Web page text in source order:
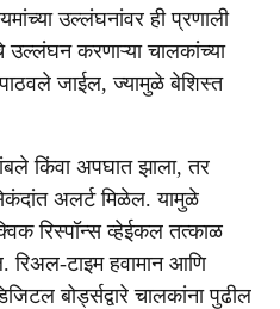
उल्लंघनांवर ही प्रणाली
करणाऱ्या चालकांच्या
जाईल, ज्यामुळे बेशिस्त
किंवा अपघात झाला, तर
अलर्ट मिळेल. यामुळे
रिस्पॉन्स व्हेईकल तत्काळ
रिअल-टाइम हवामान आणि
बोर्ड्सद्वारे चालकांना पुढील